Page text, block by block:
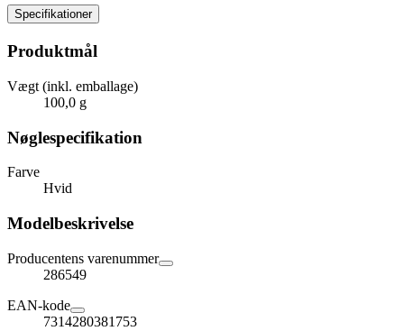
Specifikationer
Produktmål
Vægt (inkl. emballage)
100,0 g
Nøglespecifikation
Farve
Hvid
Modelbeskrivelse
Producentens varenummer
286549
EAN-kode
7314280381753